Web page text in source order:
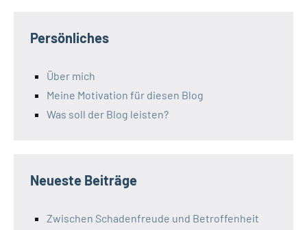
Persönliches
Über mich
Meine Motivation für diesen Blog
Was soll der Blog leisten?
Neueste Beiträge
Zwischen Schadenfreude und Betroffenheit